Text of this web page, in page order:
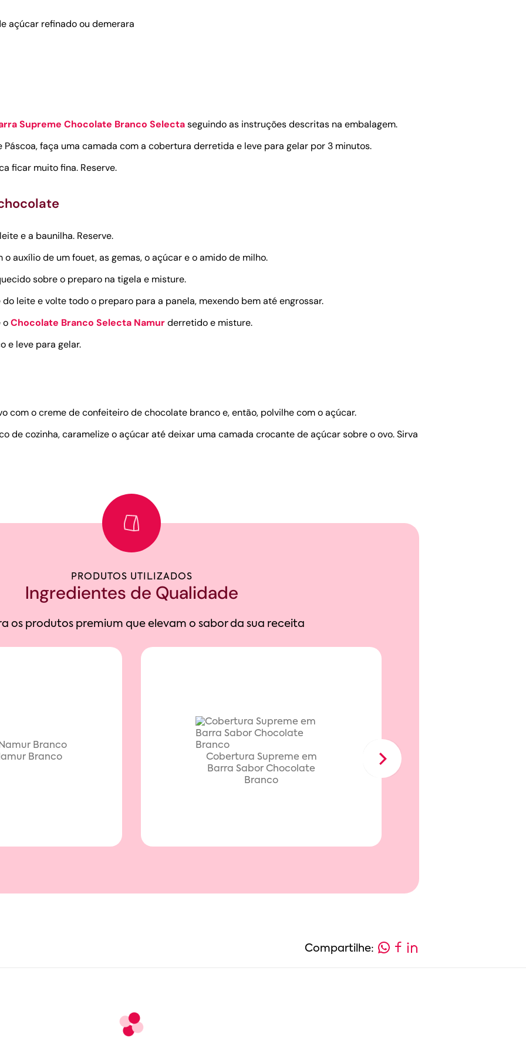
açúcar refinado ou demerara
Supreme Chocolate Branco Selectaseguindo as instruções descritas na embalagem.
Páscoa, faça uma camada com a cobertura derretida e leve para gelar por 3 minutos.
ficar muito fina. Reserve.
e a baunilha. Reserve.
o auxílio de um fouet, as gemas, o açúcar e o amido de milho.
sobre o preparo na tigela e misture.
leite e volte todo o preparo para a panela, mexendo bem até engrossar.
oChocolate Branco Selecta Namurderretido e misture.
e leve para gelar.
com o creme de confeiteiro de chocolate branco e, então, polvilhe com o açúcar.
de cozinha, caramelize o açúcar até deixar uma camada crocante de açúcar sobre o ovo. Sirva
PRODUTOS UTILIZADOS
Ingredientes de Qualidade
os produtos premium que elevam o sabor da sua receita
Branco
Cobertura Supreme em
Barra Sabor Chocolate
Branco
Next
Compartilhe: